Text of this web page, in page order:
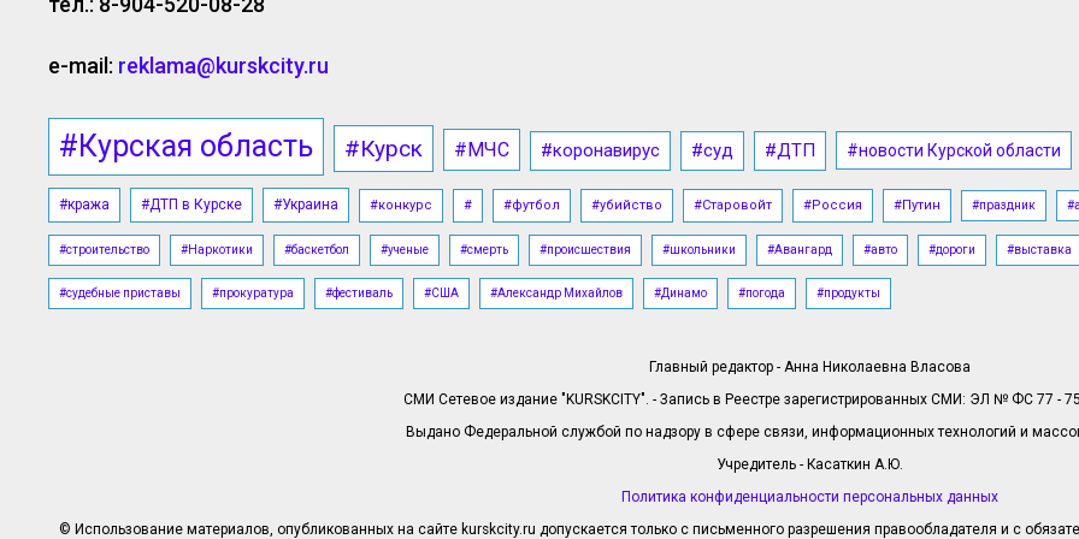
e-mail: reklama@kurskcity.ru
#Курская область #Курск #МЧС #коронавирус #суд #ДТП #новости Курской области
#кража #ДТП в Курске #Украина #конкурс # #футбол #убийство #Старовойт #Россия #Путин #праздник
#строительство #Наркотики #баскетбол #ученые #смерть #происшествия #школьники #Авангард #авто #дороги #выставка
#судебные приставы #прокуратура #фестиваль #США #Александр Михайлов #Динамо #погода #продукты
Главный редактор - Анна Николаевна Власова
СМИ Сетевое издание "KURSKCITY". - Запись в Реестре зарегистрированных СМИ: ЭЛ № ФС 77 -
Выдано Федеральной службой по надзору в сфере связи, информационных технологий и
Учредитель - Касаткин А.Ю.
Политика конфиденциальности персональных данных
© Использование материалов, опубликованных на сайте kurskcity.ru допускается только с письменного разрешения правообладателя и с